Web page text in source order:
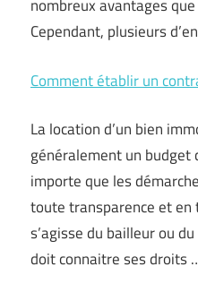
nombreux avantages
Cependant, plusieurs
Comment établir un
La location d’un bien
généralement un budget
importe que les
toute transparence et en
s’agisse du bailleur ou
doit connaitre ses droits